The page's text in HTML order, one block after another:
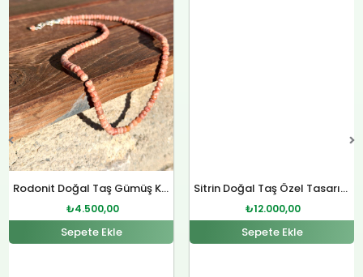
Rodonit Doğal Taş Gümüş Kolye
₺4.500,00
₺4.500,00.
Sepete Ekle
Sitrin Doğal Taş Özel Tasarım Gümüş Kolye
₺12.000,00
Sepete Ekle